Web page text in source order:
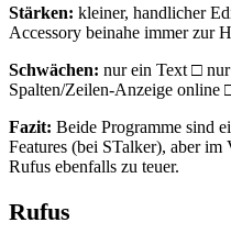
Stärken: kleiner, handlicher
Accessory beinahe immer zur
Schwächen: nur ein Text □
Spalten/Zeilen-Anzeige online
Fazit: Beide Programme sind
Features (bei STalker), aber
Rufus ebenfalls zu teuer.
Rufus